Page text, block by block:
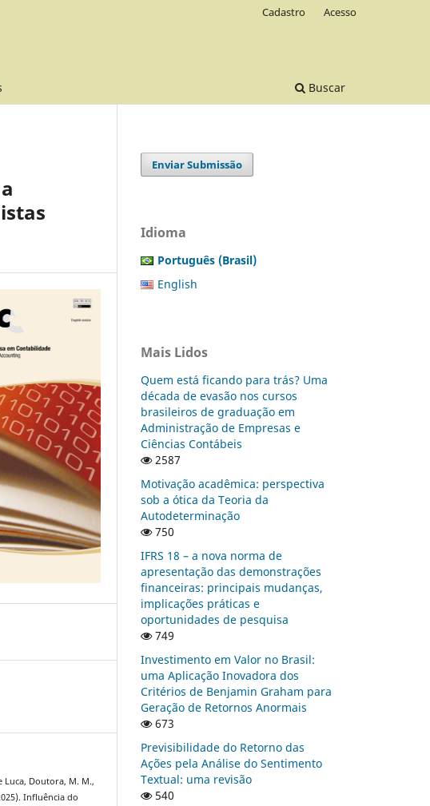
Buscar
Cadastro Acesso
Luca, Doutora, M. M.,
Influência do
Enviar Submissão
Idioma
Português (Brasil)
English
Mais Lidos
Quem está ficando para trás? Uma
década de evasão nos cursos
brasileiros de graduação em
Administração de Empresas e
Ciências Contábeis
2587
Motivação acadêmica: perspectiva
sob a ótica da Teoria da
Autodeterminação
750
IFRS 18 – a nova norma de
apresentação das demonstrações
financeiras: principais mudanças,
implicações práticas e
oportunidades de pesquisa
749
Investimento em Valor no Brasil:
uma Aplicação Inovadora dos
Critérios de Benjamin Graham para
Geração de Retornos Anormais
673
Previsibilidade do Retorno das
Ações pela Análise do Sentimento
Textual: uma revisão
540